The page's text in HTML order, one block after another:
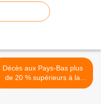
Décès aux Pays-Bas plus
de 20 % supérieurs à la
moyenne de l’année